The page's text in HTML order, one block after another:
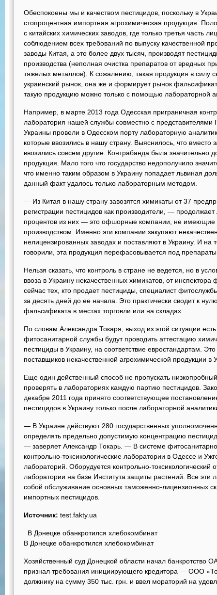
Обеспокоены мы и качеством пестицидов, поскольку в
стопроцентная импортная агрохимическая продукция.
с китайских химических заводов, где только третья часть
соблюдением всех требований по выпуску качественной
заводы Китая, а это более двух тысяч, производят
производства (неполная очистка препаратов от вредных
тяжелых металлов). К сожалению, такая продукция в силу
украинский рынок, она же и формирует рынок
такую продукцию можно только с помощью лабораторной
Например, в марте 2013 года Одесская приграничная
лаборатория нашей службы совместно с представителями
Украины провели в Одесском порту лабораторную
которые ввозились в нашу страну. Выяснилось, что вместо
ввозились совсем другие. Контрабанда была значительно
продукция. Мало того что государство недополучило
что именно таким образом в Украину попадает львиная
данный факт удалось только лабораторным методом.
— Из Китая в нашу страну завозятся химикаты от 37
регистрации пестицидов как производители, —
процентов из них — это офшорные компании, не имеющие
производством. Именно эти компании закупают
нелицензированных заводах и поставляют в Украину. И на
говорили, эта продукция перефасовывается под
Нельзя сказать, что контроль в стране не ведется, но в
ввоза в Украину некачественных химикатов, от
сейчас тех, кто продает пестициды, специалист
за десять дней до ее начала. Это практически сводит к
фальсификата в местах торговли или на складах.
По словам Александра Токаря, выход из этой ситуации
фитосанитарной службы будут проводить аттестацию
пестициды в Украину, на соответствие евростандартам.
поставщиков некачественной агрохимической продукции в
Еще один действенный способ не пропускать
проверять в лабораториях каждую партию пестицидов.
декабре 2011 года принято соответствующее
пестицидов в Украину только после лабораторной
— В Украине действуют 280 государственных
определять предельно допустимую концентрацию
— заверяет Александр Токарь. — В системе
контрольно-токсикологические лаборатории в Одессе и
лабораторий. Оборудуется контрольно-
лаборатории на базе Института защиты растений. Все эти
собой обслуживание основных таможенно-лицензионных
импортных пестицидов.
Источник: test.fakty.ua
В Донецке обанкротился хлебокомбинат
В Донецке обанкротился хлебокомбинат
Хозяйственный суд Донецкой области начал банкротство
признал требования инициирующего кредитора — ООО
должнику на сумму 350 тыс. грн. и ввел мораторий на